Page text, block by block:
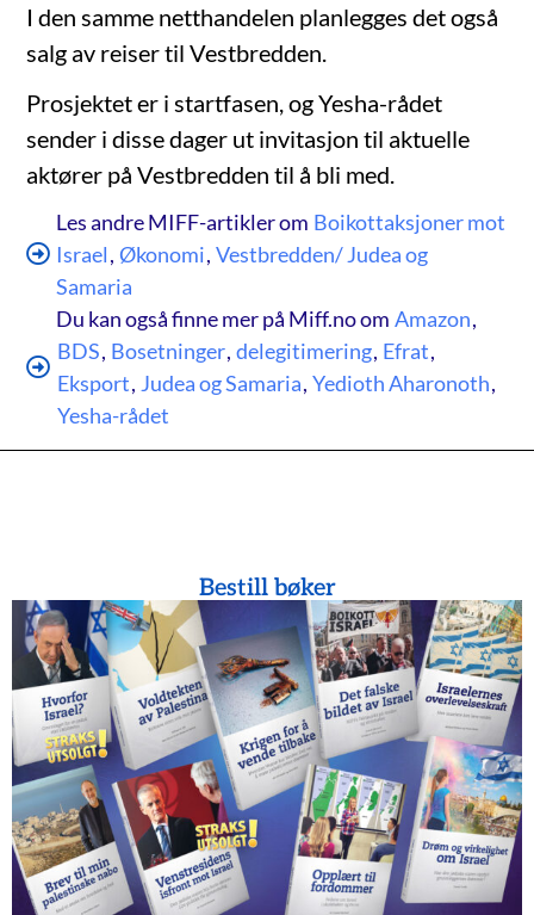
I den samme netthandelen planlegges det også
salg av reiser til Vestbredden.
Prosjektet er i startfasen, og Yesha-rådet
sender i disse dager ut invitasjon til aktuelle
aktører på Vestbredden til å bli med.
Les andre MIFF-artikler om Boikottaksjoner mot
Israel, Økonomi, Vestbredden/ Judea og
Samaria
Du kan også finne mer på Miff.no om Amazon,
BDS, Bosetninger, delegitimering, Efrat,
Eksport, Judea og Samaria, Yedioth Aharonoth,
Yesha-rådet
Bestill bøker